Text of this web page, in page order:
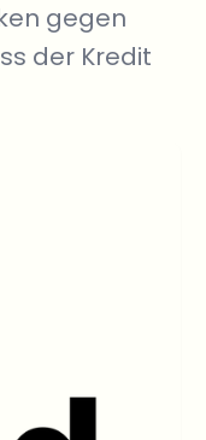
gegen
der Kredit